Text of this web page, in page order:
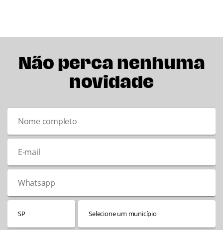
Não perca nenhuma
novidade